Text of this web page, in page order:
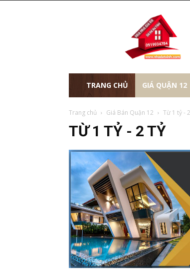
TRANG CHỦ GIÁ QUẬN 12
Trang chủ Giá Bán Quận 12 Từ 1 tỷ -
TỪ 1 TỶ - 2 TỶ